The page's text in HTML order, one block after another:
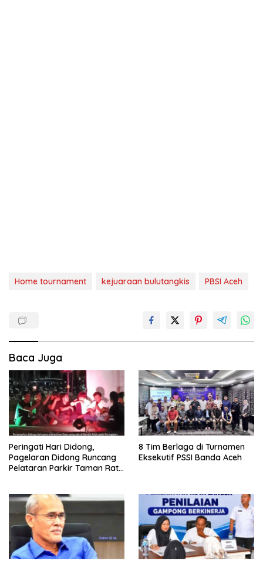
Home tournament kejuaraan bulutangkis PBSI Aceh
Baca Juga
Peringati Hari Didong,
Pagelaran Didong Runcang
Pelataran Parkir Taman Ratu
8 Tim Berlaga di Turnamen
Eksekutif PSSI Banda Aceh